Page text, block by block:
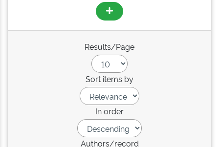
Results/Page
Sort items by
In order
Authors/record